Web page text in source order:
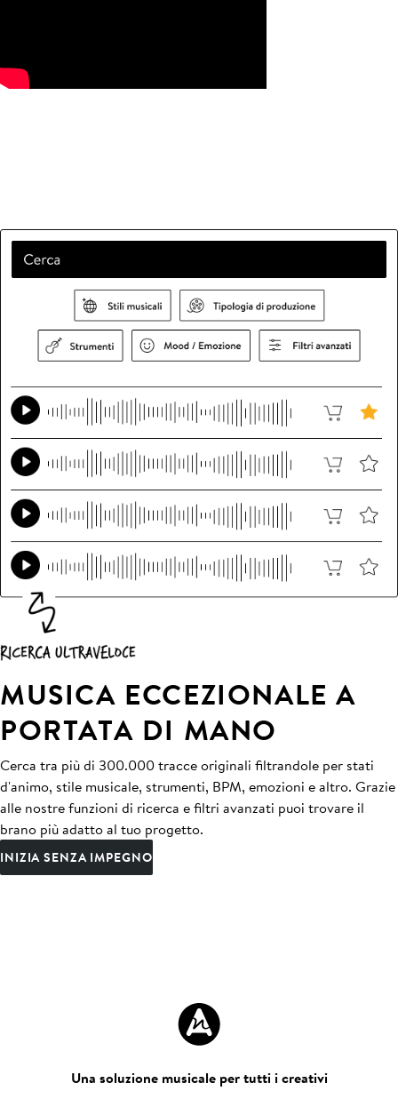
MUSICA ECCEZIONALE A
PORTATA DI MANO
Cerca tra più di 300.000 tracce originali filtrandole per stati
d'animo, stile musicale, strumenti, BPM, emozioni e altro. Grazie
alle nostre funzioni di ricerca e filtri avanzati puoi trovare il
brano più adatto al tuo progetto.
INIZIA SENZA IMPEGNO
Una soluzione musicale per tutti i creativi